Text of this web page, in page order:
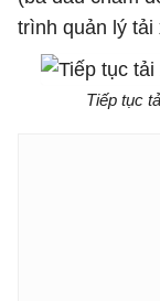
trình quản lý tải
Tiếp tục